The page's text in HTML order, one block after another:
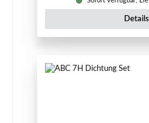
Details